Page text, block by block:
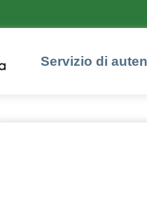
Servizio di